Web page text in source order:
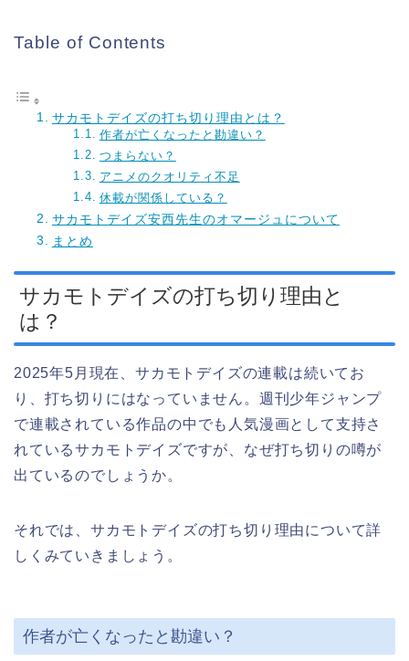
Table of Contents
サカモトデイズの打ち切り理由とは？
作者が亡くなったと勘違い？
つまらない？
アニメのクオリティ不足
休載が関係している？
サカモトデイズ安西先生のオマージュについて
まとめ
サカモトデイズの打ち切り理由と
は？
2025年5月現在、サカモトデイズの連載は続いてお
り、打ち切りにはなっていません。週刊少年ジャンプ
で連載されている作品の中でも人気漫画として支持さ
れているサカモトデイズですが、なぜ打ち切りの噂が
出ているのでしょうか。
それでは、サカモトデイズの打ち切り理由について詳
しくみていきましょう。
作者が亡くなったと勘違い？